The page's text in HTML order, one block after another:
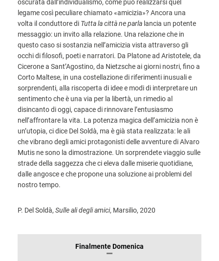
oscurata dall’individualismo, come può realizzarsi quel
legame così peculiare chiamato «amicizia»? Ancora una
volta il conduttore di Tutta la città ne parla lancia un potente
messaggio: un invito alla relazione. Una relazione che in
questo caso si sostanzia nell’amicizia vista attraverso gli
occhi di filosofi, poeti e narratori. Da Platone ad Aristotele, da
Cicerone a Sant’Agostino, da Nietzsche ai giorni nostri, fino a
Corto Maltese, in una costellazione di riferimenti inusuali e
sorprendenti, alla riscoperta di idee e modi di interpretare un
sentimento che è una via per la libertà, un rimedio al
disincanto di oggi, capace di rinnovare l’entusiasmo
nell’affrontare la vita. La potenza magica dell’amicizia non è
un’utopia, ci dice Del Soldà, ma è già stata realizzata: le ali
che vibrano degli amici protagonisti delle avventure di Alvaro
Mutis ne sono la dimostrazione. Un sorprendete viaggio sulle
strade della saggezza che ci eleva dalle miserie quotidiane,
dalle angosce e che propone una soluzione ai problemi del
nostro tempo.
P. Del Soldà, Sulle ali degli amici, Marsilio, 2020
INFORMAZIONIFinalmente Domenica